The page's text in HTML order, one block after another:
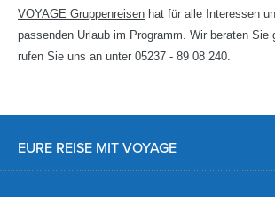
VOYAGE Gruppenreisen hat für alle Interessen
passenden Urlaub im Programm. Wir beraten Sie
rufen Sie uns an unter 05237 - 89 08 240.
EURE REISE MIT VOYAGE